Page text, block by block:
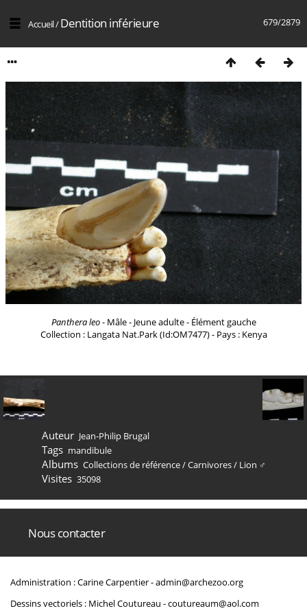
679/2879
Accueil/Dentition inférieure
Panthera leo- Mâle - Jeune adulte - Élément gauche
Collection : Langata Nat.Park (Id:OM7477) - Pays : Kenya
Auteur Jean-Philip Brugal
Tags mandibule
Albums Collections de référence/Carnivores/ Lion ♂
Visites 35098
Nous contacter
Administration : Carine Carpentier -admin@archezoo.org
Dessins vectoriels : Michel Coutureau -coutureaum@aol.com